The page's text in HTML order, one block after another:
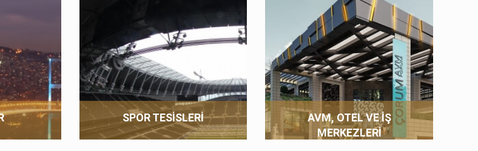
SPOR TESISLERI
AVM, OTEL VE İŞ
MERKEZLERI